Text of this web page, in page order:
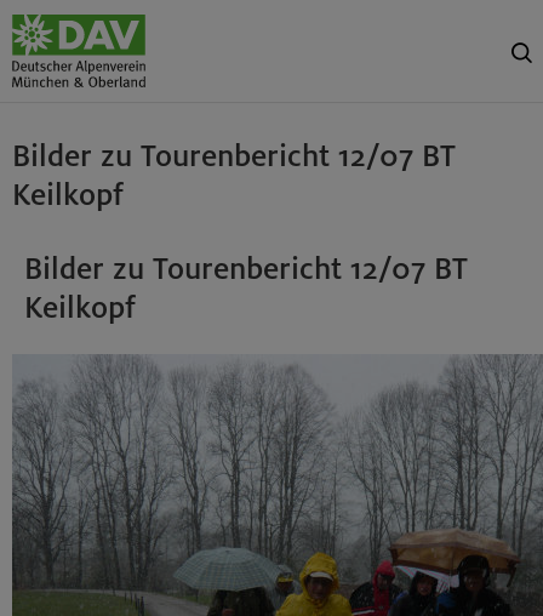
Bilder zu Tourenbericht 12/07 BT
Keilkopf
Bilder zu Tourenbericht 12/07 BT
Keilkopf